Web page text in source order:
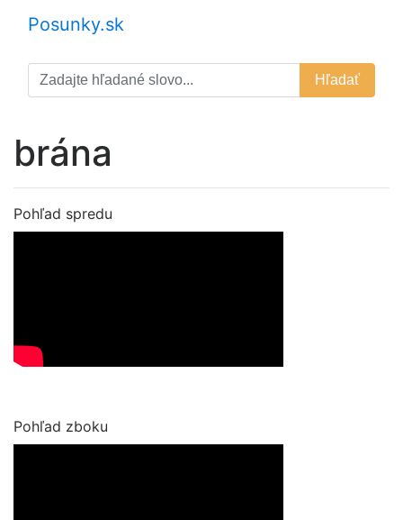
Posunky.sk
Hľadať
brána
Pohľad spredu
Pohľad zboku